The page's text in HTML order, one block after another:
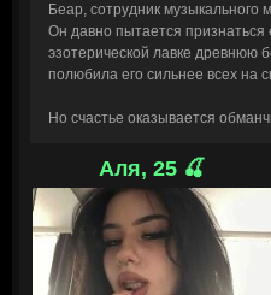
Беар, сотрудник музыкального
Он давно пытается
эзотерической лавке древнюю
полюбила его сильнее всех на
Но счастье оказывается
жуткие «сюрпризы» с
выпустил проклятие, и
жизни — его или Никки. ©
Аля, 25 🍒